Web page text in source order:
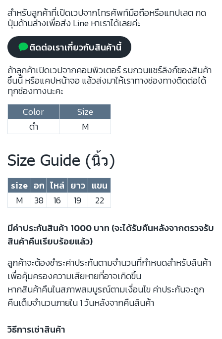
สำหรับลูกค้าที่เปิดเวปจากโทรศัพท์มือถือหรือแทปเลต กด
ปุ่มด้านล่างเพื่อส่ง Line หาเราได้เลยค่ะ
ติดต่อเราเกี่ยวกับสินค้านี้
ถ้าลูกค้าเปิดเวปจากคอมพิวเตอร์ รบกวนแชร์ลิงก์ของสินค้า
ชิ้นนี้ หรือแคปหน้าจอ แล้วส่งมาให้เราทางช่องทางติดต่อได้
ทุกช่องทางนะคะ
Color
Size
ดำ
M
Size Guide (นิ้ว)
size อก ไหล่ ยาว แขน
M
38 16 19 22
มีค่าประกันสินค้า 1000 บาท (จะได้รับคืนหลังจากตรวจรับ
สินค้าคืนเรียบร้อยแล้ว)
ลูกค้าจะต้องชำระค่าประกันตามจำนวนที่กำหนดสำหรับสินค้า
เพื่อคุ้มครองความเสียหายที่อาจเกิดขึ้น
หากสินค้าคืนในสภาพสมบูรณ์ตามเงื่อนไข ค่าประกันจะถูก
คืนเต็มจำนวนภายใน 1 วันหลังจากคืนสินค้า
วิธีการเช่าสินค้า